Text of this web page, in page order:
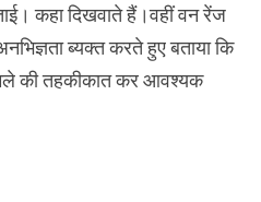
कहा दिखवाते हैं।वहीं वन रेंज
ब्यक्त करते हुए बताया कि
की तहकीकात कर आवश्यक